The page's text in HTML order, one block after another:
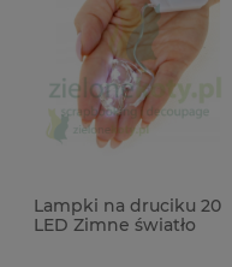
Lampki na druciku 20
LED Zimne światło